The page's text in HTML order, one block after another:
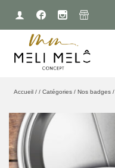
Accueil / / Catégories / Nos badges /